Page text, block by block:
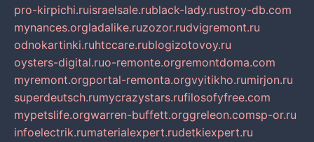
pro-kirpichi.ruisraelsale.rublack-lady.rustroy-db.com
mynances.orgladalike.ruzozor.rudvigremont.ru
odnokartinki.ruhtccare.rublogizotovoy.ru
oysters-digital.ruo-remonte.orgremontdoma.com
myremont.orgportal-remonta.orgvyitikho.rumirjon.ru
superdeutsch.rumycrazystars.rufilosofyfree.com
mypetslife.orgwarren-buffett.orggreleon.comsp-or.ru
infoelectrik.rumaterialexpert.rudetkiexpert.ru